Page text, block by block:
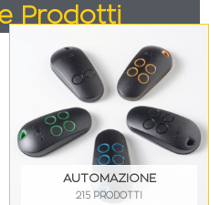
Prodotti
AUTOMAZIONE
215 PRODOTTI